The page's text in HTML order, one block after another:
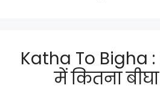
Katha To Bigha :
में कितना बीघा